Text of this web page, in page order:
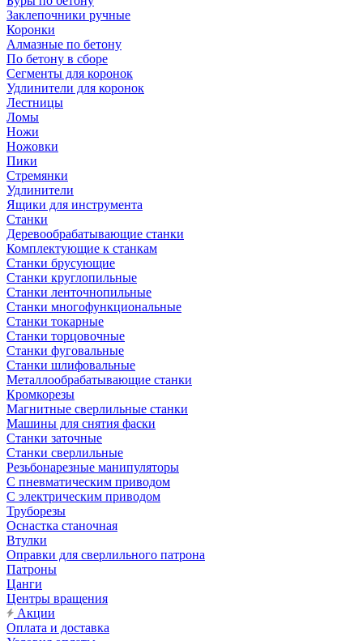
Заклепочники ручные
Коронки
Алмазные по бетону
По бетону в сборе
Сегменты для коронок
Удлинители для коронок
Лестницы
Ломы
Ножи
Ножовки
Пики
Стремянки
Удлинители
Ящики для инструмента
Станки
Деревообрабатывающие станки
Комплектующие к станкам
Станки брусующие
Станки круглопильные
Станки ленточнопильные
Станки многофункциональные
Станки токарные
Станки торцовочные
Станки фуговальные
Станки шлифовальные
Металлообрабатывающие станки
Кромкорезы
Магнитные сверлильные станки
Машины для снятия фаски
Станки заточные
Станки сверлильные
Резьбонарезные манипуляторы
С пневматическим приводом
С электрическим приводом
Труборезы
Оснастка станочная
Втулки
Оправки для сверлильного патрона
Патроны
Цанги
Центры вращения
Акции
Оплата и доставка